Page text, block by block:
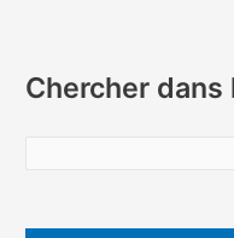
Chercher dans